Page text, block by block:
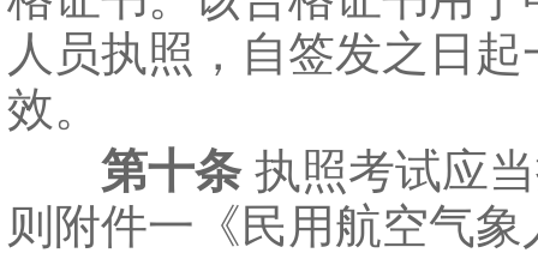
人员执照，自签发之日
效。
第十条执照考试应
则附件一《民用航空气象